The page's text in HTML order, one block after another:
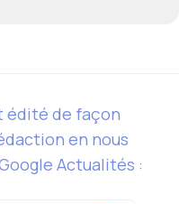
édité de façon
en nous
Actualités :